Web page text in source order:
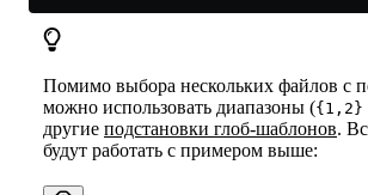
Помимо выбора нескольких файлов с
можно использовать диапазоны ({1,2}
другие подстановки глоб-шаблонов.
будут работать с примером выше: